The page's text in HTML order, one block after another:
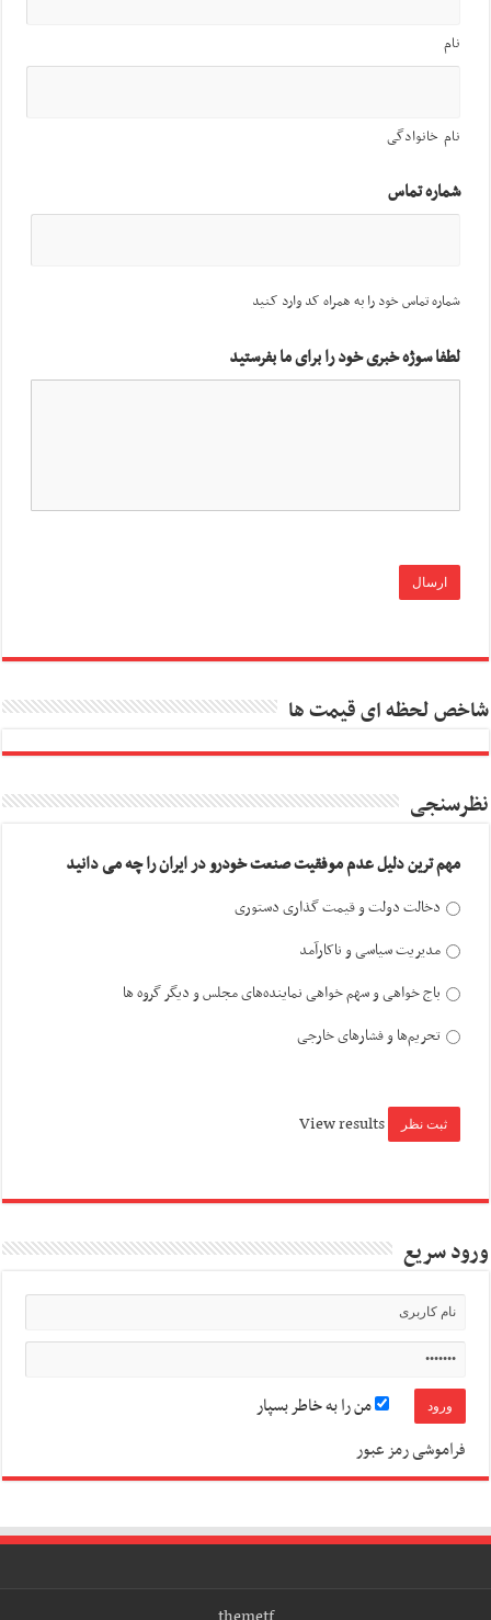
نام
نام خانوادگی
شماره تماس
شماره تماس خود را به همراه کد وارد کنید
لطفا سوژه خبری خود را برای ما بفرستید
شاخص لحظه ای قیمت ها
نظرسنجی
مهم ترین دلیل عدم موفقیت صنعت خودرو در ایران را چه می دانید
دخالت دولت و قیمت گذاری دستوری
مدیریت سیاسی و ناکارآمد
باج خواهی و سهم خواهی نماینده‌های مجلس و دیگر گروه ها
تحریم‌ها و فشارهای خارجی
View results
ورود سریع
من را به خاطر بسپار
فراموشی رمز عبور